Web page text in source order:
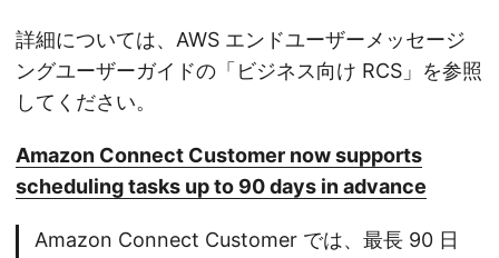
詳細については、AWS エンドユーザーメッセージ
ングユーザーガイドの「ビジネス向け RCS」を参照
してください。
Amazon Connect Customer now supports
scheduling tasks up to 90 days in advance
Amazon Connect Customer では、最長 90 日